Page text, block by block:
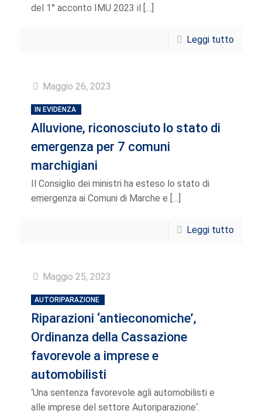
del 1° acconto IMU 2023 il
[…]
Leggi tutto
Maggio 26, 2023
IN EVIDENZA
Alluvione, riconosciuto lo stato di
emergenza per 7 comuni
marchigiani
Il Consiglio dei ministri ha esteso lo stato di
emergenza ai Comuni di Marche e […]
Leggi tutto
Maggio 25, 2023
AUTORIPARAZIONE
Riparazioni ‘antieconomiche’,
Ordinanza della Cassazione
favorevole a imprese e
automobilisti
‘Una sentenza favorevole agli automobilisti e
alle imprese del settore Autoriparazione‘.